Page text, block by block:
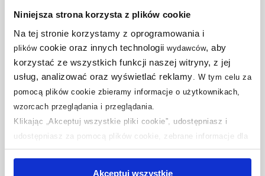
Niniejsza strona korzysta z plików cookie
Na tej stronie korzystamy z oprogramowania i
plikówcookie oraz innych technologii wydawców, aby
korzystać ze wszystkich funkcji naszej witryny, z jej
usług, analizować oraz wyświetlać reklamy
W tym celu za
pomocą plików cookie zbieramy informacje o użytkownikach,
wzorcach przeglądania i przeglądania.
Klikając „Akceptuj wszystkie pliki cookie”, udostępniasz i
udostępniasz za pomocą plików cookie, zebrane informacje dla
użytkowników zewnętrznych, a także nasi partnerzy reklamowi.
Akceptuj wszystkie